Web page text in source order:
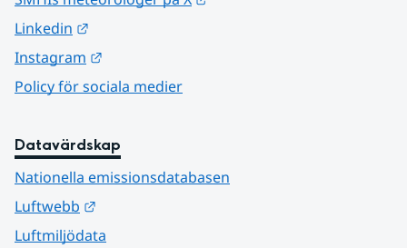
Linkedin
Instagram
Policy för sociala medier
Datavärdskap
Nationella emissionsdatabasen
Luftwebb
Luftmiljödata